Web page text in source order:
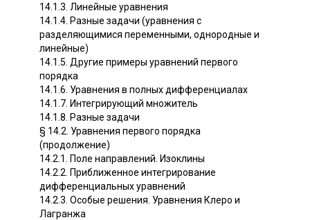
14.1.3. Линейные уравнения
14.1.4. Разные задачи (уравнения с
разделяющимися переменными, однородные и
линейные)
14.1.5. Другие примеры уравнений первого
порядка
14.1.6. Уравнения в полных дифференциалах
14.1.7. Интегрирующий множитель
14.1.8. Разные задачи
§ 14.2. Уравнения первого порядка
(продолжение)
14.2.1. Поле направлений. Изоклины
14.2.2. Приближенное интегрирование
дифференциальных уравнений
14.2.3. Особые решения. Уравнения Клеро и
Лагранжа